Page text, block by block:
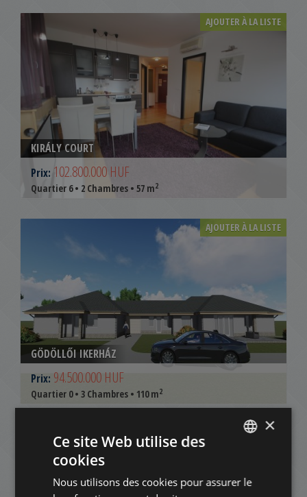
AJOUTER À LA LISTE
KIRÁLY COURT
Prix: 102.800.000 HUF
Quartier 6 • 2 Chambres • 57 m2
AJOUTER À LA LISTE
GÖDÖLLŐI IKERHÁZ
Prix: 94.500.000 HUF
Quartier 0 • 3 Chambres • 110 m2
AJOUTER À LA LISTE
HUNGARIAN
×
Ce site Web utilise des
cookies
Nous utilisons des cookies pour assurer le